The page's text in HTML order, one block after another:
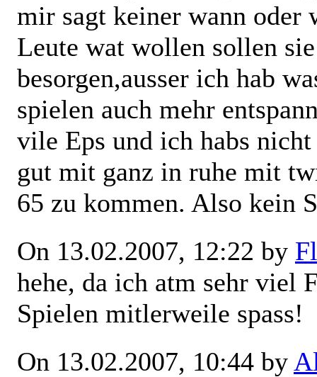
mir sagt keiner wann oder
Leute wat wollen sollen
besorgen,ausser ich hab
spielen auch mehr
vile Eps und ich habs
gut mit ganz in ruhe mit
65 zu kommen. Also kein
On 13.02.2007, 12:22 by
hehe, da ich atm sehr viel
Spielen mitlerweile spass!
On 13.02.2007, 10:44 by